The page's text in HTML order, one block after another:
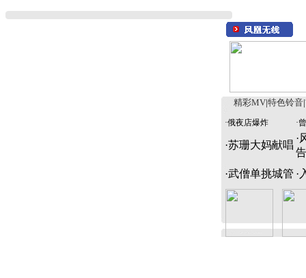
精彩MV 特色铃音
·俄夜店爆炸 ·
·苏珊大妈献唱
·
告
·武僧单挑城管 ·